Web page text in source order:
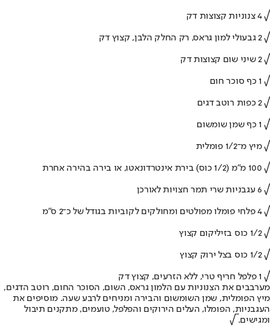
√ 4 צנוניות קצוצות דק
√ 2 גבעולי למון גראס, רק החלק הלבן, קצוץ דק
√ 2 שיני שום קצוצות דק
√ 1 כף סוכר חום
√ 2 כפות רוטב דגים
√ 1 כף שמן שומשום
√ מיץ מ־1/2 פומלית
√ 100 מ"מ (1/2 כוס) בירת אינטרדונאטו, או בירה בהירה אחרת
√ 6 עגבניות שרי תמר חצויות לאורכן
√ 4 פלחי פומלו מפולטים ומחולקים לקוביות בגודל של כ־2 ס"מ
√ 1/2 כוס בזיליקום קצוץ
√ 1/2 כוס בצל ירוק קצוץ
√ 1 פלפל חריף טרי, ללא הזרעים, קצוץ דק
מערבבים את הצנוניות עם הלמון גראס, השום, הסוכר החום, רוטב הדגים,
מיץ הפומלית, שמן השומשום והבירה ומניחים לרבע שעה. מוסיפים את
העגבניות, הפומלו, העלים הירוקים והפלפל, טועמים, מתקנים תיבול
ומגישים. √